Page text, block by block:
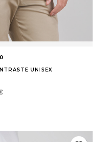
UNISEX